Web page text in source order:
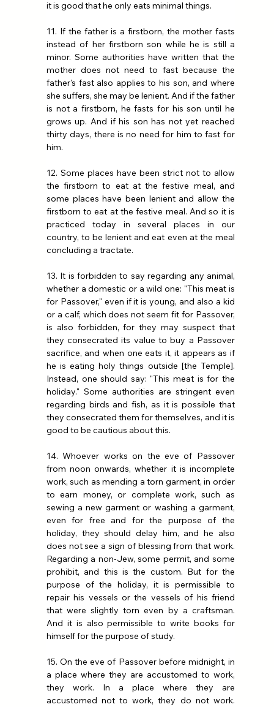
it is good that he only eats minimal things.
11. If the father is a firstborn, the mother fasts
instead of her firstborn son while he is still a
minor. Some authorities have written that the
mother does not need to fast because the
father's fast also applies to his son, and where
she suffers, she may be lenient. And if the father
is not a firstborn, he fasts for his son until he
grows up. And if his son has not yet reached
thirty days, there is no need for him to fast for
him.
12. Some places have been strict not to allow
the firstborn to eat at the festive meal, and
some places have been lenient and allow the
firstborn to eat at the festive meal. And so it is
practiced today in several places in our
country, to be lenient and eat even at the meal
concluding a tractate.
13. It is forbidden to say regarding any animal,
whether a domestic or a wild one: "This meat is
for Passover," even if it is young, and also a kid
or a calf, which does not seem fit for Passover,
is also forbidden, for they may suspect that
they consecrated its value to buy a Passover
sacrifice, and when one eats it, it appears as if
he is eating holy things outside [the Temple].
Instead, one should say: "This meat is for the
holiday." Some authorities are stringent even
regarding birds and fish, as it is possible that
they consecrated them for themselves, and it is
good to be cautious about this.
14. Whoever works on the eve of Passover
from noon onwards, whether it is incomplete
work, such as mending a torn garment, in order
to earn money, or complete work, such as
sewing a new garment or washing a garment,
even for free and for the purpose of the
holiday, they should delay him, and he also
does not see a sign of blessing from that work.
Regarding a non-Jew, some permit, and some
prohibit, and this is the custom. But for the
purpose of the holiday, it is permissible to
repair his vessels or the vessels of his friend
that were slightly torn even by a craftsman.
And it is also permissible to write books for
himself for the purpose of study.
15. On the eve of Passover before midnight, in
a place where they are accustomed to work,
they work. In a place where they are
accustomed not to work, they do not work.